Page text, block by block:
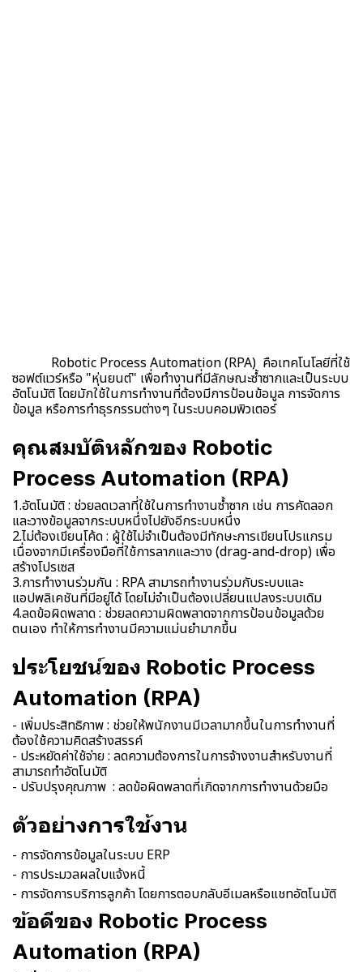
Robotic Process Automation (RPA) คือเทคโนโลยีที่ใช้
ซอฟต์แวร์หรือ "หุ่นยนต์" เพื่อทำงานที่มีลักษณะซ้ำซากและเป็นระบบ
อัตโนมัติ โดยมักใช้ในการทำงานที่ต้องมีการป้อนข้อมูล การจัดการ
ข้อมูล หรือการทำธุรกรรมต่างๆ ในระบบคอมพิวเตอร์
คุณสมบัติหลักของ Robotic
Process Automation (RPA)
1.อัตโนมัติ : ช่วยลดเวลาที่ใช้ในการทำงานซ้ำซาก เช่น การคัดลอก
และวางข้อมูลจากระบบหนึ่งไปยังอีกระบบหนึ่ง
2.ไม่ต้องเขียนโค้ด : ผู้ใช้ไม่จำเป็นต้องมีทักษะการเขียนโปรแกรม
เนื่องจากมีเครื่องมือที่ใช้การลากและวาง (drag-and-drop) เพื่อ
สร้างโปรเซส
3.การทำงานร่วมกัน : RPA สามารถทำงานร่วมกับระบบและ
แอปพลิเคชันที่มีอยู่ได้ โดยไม่จำเป็นต้องเปลี่ยนแปลงระบบเดิม
4.ลดข้อผิดพลาด : ช่วยลดความผิดพลาดจากการป้อนข้อมูลด้วย
ตนเอง ทำให้การทำงานมีความแม่นยำมากขึ้น
ประโยชน์ของ Robotic Process
Automation (RPA)
- เพิ่มประสิทธิภาพ : ช่วยให้พนักงานมีเวลามากขึ้นในการทำงานที่
ต้องใช้ความคิดสร้างสรรค์
- ประหยัดค่าใช้จ่าย : ลดความต้องการในการจ้างงานสำหรับงานที่
สามารถทำอัตโนมัติ
- ปรับปรุงคุณภาพ : ลดข้อผิดพลาดที่เกิดจากการทำงานด้วยมือ
ตัวอย่างการใช้งาน
- การจัดการข้อมูลในระบบ ERP
- การประมวลผลใบแจ้งหนี้
- การจัดการบริการลูกค้า โดยการตอบกลับอีเมลหรือแชทอัตโนมัติ
ข้อดีของ Robotic Process
Automation (RPA)